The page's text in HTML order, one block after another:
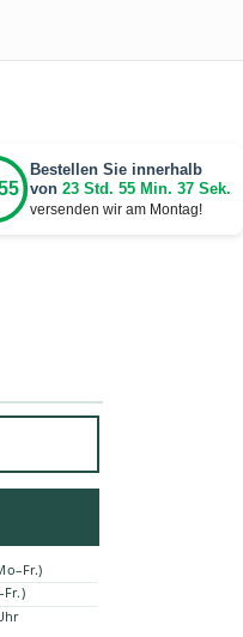
Bestellen Sie innerhalb
von 23 Std. 55 Min. 37 Sek.
versenden wir am Montag!